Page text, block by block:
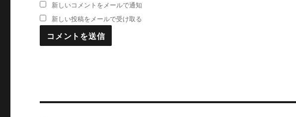
新しいコメントをメールで通知
新しい投稿をメールで受け取る